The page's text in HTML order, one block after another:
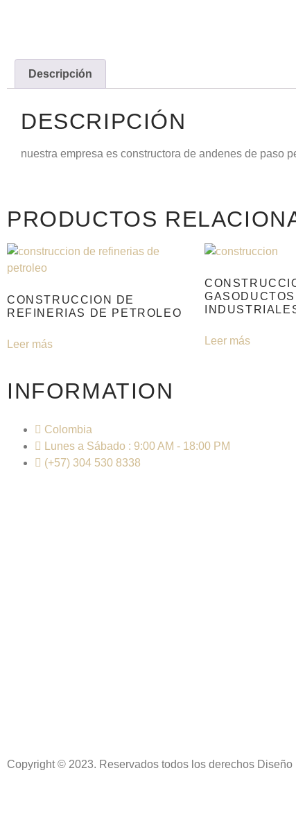
Descripción
DESCRIPCIÓN
nuestra empresa es constructora de andenes de paso
PRODUCTOS
CONSTRUCCION DE
REFINERIAS DE PETROLEO
Leer más
GASODUCTOS
Leer más
INFORMATION
Colombia
Lunes a Sábado : 9:00 AM - 18:00 PM
(+57) 304 530 8338
Copyright © 2023. Reservados todos los derechos Diseño